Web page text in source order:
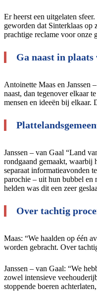
Er heerst een uitgelaten
geworden dat Sinterklaas op
prachtige reclame voor onze
Ga naast in plaats
Antoinette Maas en Janssen
naast, dan tegenover elkaar
mensen en ideeën bij elkaar.
Janssen – van Gaal “Land
rondgaand gemaakt, waarbij
separaat informatieavonden
parochie – uit hun bubbel en
helden was dit een zeer
Over tachtig
Maas: “We haalden op één
worden gebracht. Over
Janssen – van Gaal: “We
zowel intensieve
stoppende boeren